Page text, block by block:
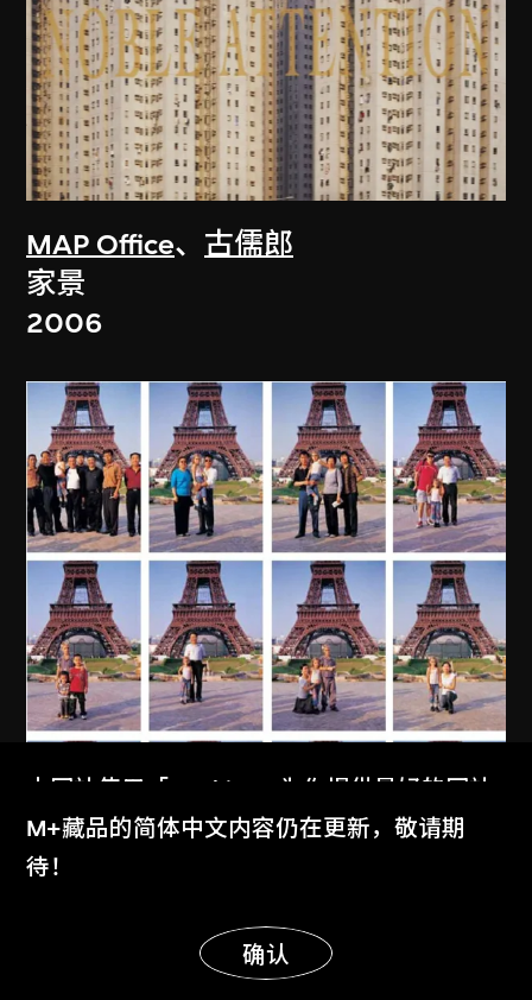
MAP Office、 古儒郎
家景
2006
、古儒郎
本网站使用「Cookies」为你提供最好的网站
体验。
了解更多
明白
M+藏品的简体中文内容仍在更新，敬请期
待！
确认
显示更多